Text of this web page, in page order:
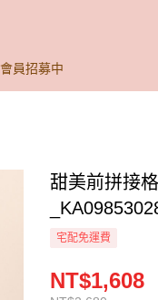
會員招募中
甜美前拼接
宅配免運費
NT$1,608